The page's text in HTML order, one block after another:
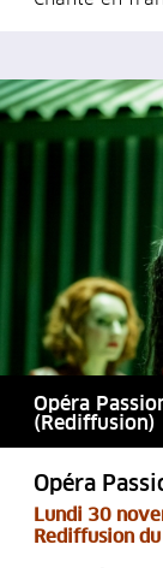
Opéra
(Rediffusion)
Opéra
Lundi 30
Rediffusion